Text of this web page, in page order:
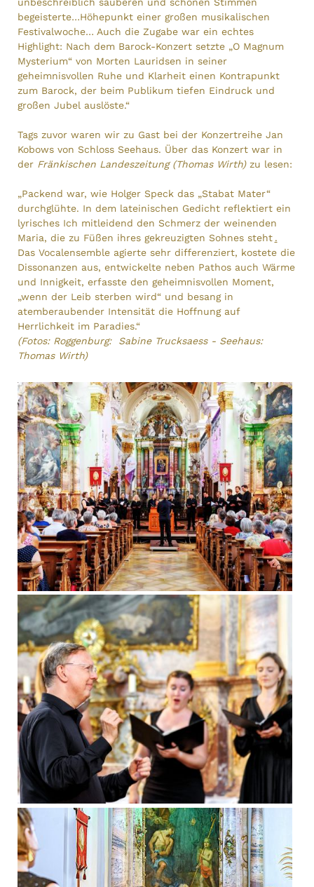
begeisterte…Höhepunkt einer großen musikalischen
Festivalwoche… Auch die Zugabe war ein echtes
Highlight: Nach dem Barock-Konzert setzte „O Magnum
Mysterium“ von Morten Lauridsen in seiner
geheimnisvollen Ruhe und Klarheit einen Kontrapunkt
zum Barock, der beim Publikum tiefen Eindruck und
großen Jubel auslöste.“
Tags zuvor waren wir zu Gast bei der Konzertreihe Jan
Kobows von Schloss Seehaus. Über das Konzert war in
der Fränkischen Landeszeitung (Thomas Wirth)zu lesen:
„Packend war, wie Holger Speck das „Stabat Mater“
durchglühte. In dem lateinischen Gedicht reflektiert ein
lyrisches Ich mitleidend den Schmerz der weinenden
Maria, die zu Füßen ihres gekreuzigten Sohnes steht .
Das Vocalensemble agierte sehr differenziert, kostete die
Dissonanzen aus, entwickelte neben Pathos auch Wärme
und Innigkeit, erfasste den geheimnisvollen Moment,
„wenn der Leib sterben wird“ und besang in
atemberaubender Intensität die Hoffnung auf
Herrlichkeit im Paradies.“
(Fotos: Roggenburg: Sabine Trucksaess - Seehaus:
Thomas Wirth)